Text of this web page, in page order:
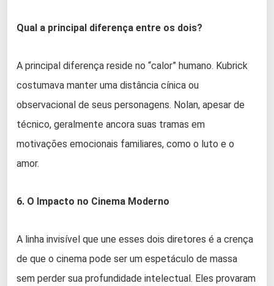
Qual a principal diferença entre os dois?
A principal diferença reside no “calor” humano. Kubrick
costumava manter uma distância cínica ou
observacional de seus personagens. Nolan, apesar de
técnico, geralmente ancora suas tramas em
motivações emocionais familiares, como o luto e o
amor.
6. O Impacto no Cinema Moderno
A linha invisível que une esses dois diretores é a crença
de que o cinema pode ser um espetáculo de massa
sem perder sua profundidade intelectual. Eles provaram